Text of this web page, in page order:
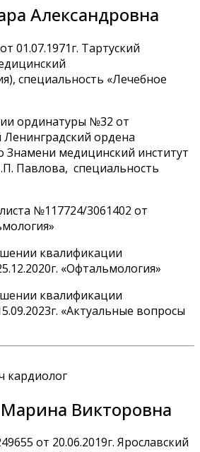
Александровна
01.07.1971г. Тартуский
специальность «Лечебное
ординатуры №32 от
Ленинградский ордена
Знамени медицинский институт
Павлова, специальность
№117724/3061402 от
квалификации
«Офтальмология»
квалификации
«Актуальные вопросы
кардиолог
Викторовна
от 20.06.2019г. Ярославский